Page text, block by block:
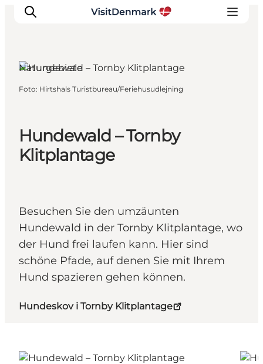
Erlebnisse
Unterkünfte
Reiseplanung
Hundewald – Tornby
Klitplantage
Besuchen Sie den umzäunten
Hundewald in der Tornby Klitplantage, wo
der Hund frei laufen kann. Hier sind
schöne Pfade, auf denen Sie mit Ihrem
Hund spazieren gehen können.
Hundeskov i Tornby Klitplantage
Naturgebiete
Foto: Hirtshals Turistbureau/Feriehusudlejning